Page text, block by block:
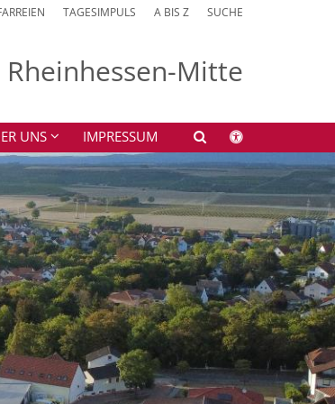
TAGESIMPULS A BIS Z SUCHE
Mitte
UNS IMPRESSUM